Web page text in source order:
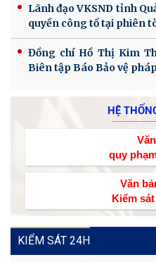
Lãnh đạo VKSND tỉnh
quyền công tố tại phiên
Đồng chí Hồ Thị Kim
Biên tập Báo Bảo vệ
HỆ
quy
Văn
Kiểm
KIỂM SÁT 24H